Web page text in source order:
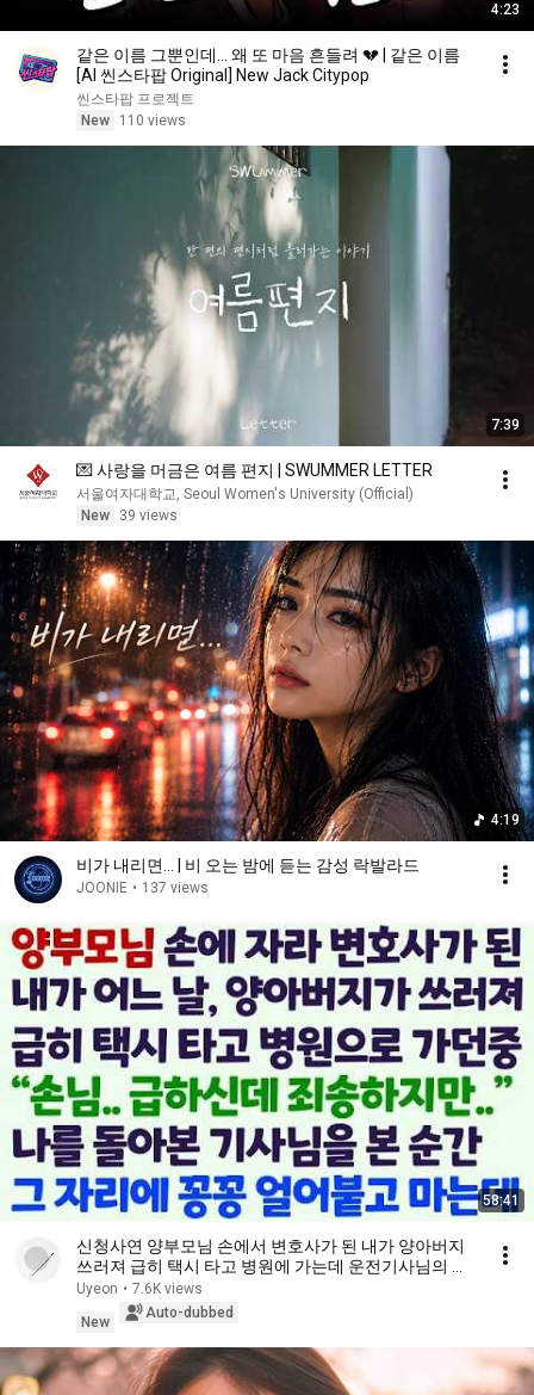
4:23
같은 이름 그뿐인데... 왜 또 마음 흔들려 💔 | 같은 이름
[AI 씬스타팝 Original] New Jack Citypop
씬스타팝 프로젝트
New
110 views
7:39
💌 사랑을 머금은 여름 편지 | SWUMMER LETTER
서울여자대학교, Seoul Women's University (Official)
New
39 views
4:19
비가 내리면... | 비 오는 밤에 듣는 감성 락발라드
JOONIE • 137 views
58:41
신청사연 양부모님 손에서 변호사가 된 내가 양아버지
쓰러져 급히 택시 타고 병원에 가는데 운전기사님의 얼
굴을 본 순간 얼어붙는데 감동사연 사이다사연 라디오
드라마 사연라디
Uyeon • 7.6K views
New
Auto-dubbed